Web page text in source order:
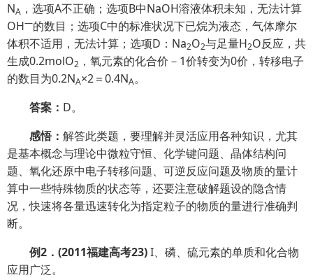
NA ，选项A不正确；选项B中NaOH溶液体积未知，无法计算
OH—的数目；选项C中的标准状况下已烷为液态，气体摩尔
体积不适用，无法计算；选项D：Na2O2与足量H2O反应，共
生成0.2molO2 ，氧元素的化合价－1价转变为0价，转移电子
的数目为0.2NA×2＝0.4NA。
答案： D。
感悟： 解答此类题，要理解并灵活应用各种知识，尤其
是基本概念与理论中微粒守恒、化学键问题、晶体结构问
题、氧化还原中电子转移问题、可逆反应问题及物质的量计
算中一些特殊物质的状态等，还要注意破解题设的隐含情
况，快速将各量迅速转化为指定粒子的物质的量进行准确判
断。
例2 ． (2011福建高考23)I、磷、硫元素的单质和化合物
应用广泛。